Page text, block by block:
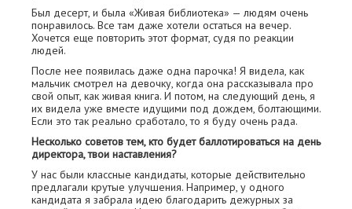
Был десерт, и была «Живая библиотека» — людям очень
понравилось. Все там даже хотели остаться на вечер.
Хочется еще повторить этот формат, судя по реакции
людей.
После нее появилась даже одна парочка! Я видела, как
мальчик смотрел на девочку, когда она рассказывала про
свой опыт, как живая книга. И потом, на следующий день, я
их видела уже вместе идущими под дождем, болтающими.
Если это так реально сработало, то я буду очень рада.
Несколько советов тем, кто будет баллотироваться на день
директора, твои наставления?
У нас были классные кандидаты, которые действительно
предлагали крутые улучшения. Например, у одного
кандидата я забрала идею благодарить дежурных за